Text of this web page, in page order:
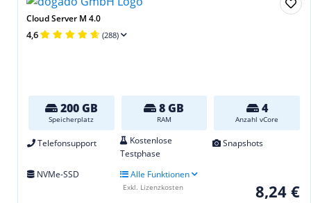
Cloud Server M 4.0
4,6 (288)
200 GB
Speicherplatz
8 GB
RAM
4
Anzahl vCore
Telefonsupport
Kostenlose
Testphase
Snapshots
NVMe-SSD Alle Funktionen
8,24 €
Exkl. Lizenzkosten